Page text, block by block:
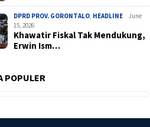
DPRD PROV. GORONTALO, HEADLINE
June
15, 2026
Khawatir Fiskal Tak Mendukung,
Erwin Ism…
POPULER